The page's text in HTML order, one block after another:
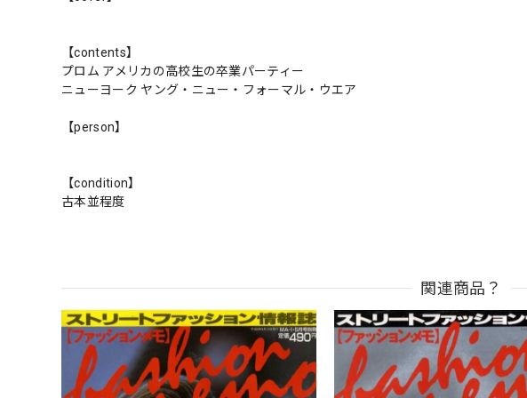
【contents】
プロム アメリカの高校生の卒業パーティー
ニューヨーク ヤング・ニュー・フォーマル・ウエア
【person】
【condition】
古本並程度
関連商品？